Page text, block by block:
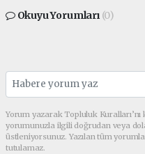
Okuyu Yorumları (0)
Yorum yazarak Topluluk Kuralları’nı
yorumunuzla ilgili doğrudan veya
üstleniyorsunuz. Yazılan tüm
tutulamaz.